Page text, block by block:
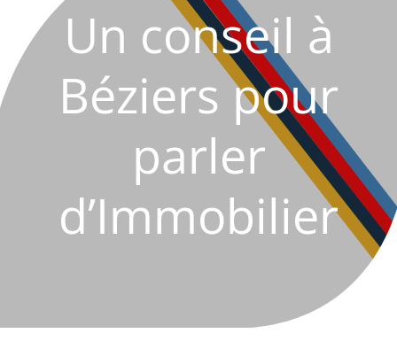
Un conseil à
Béziers pour
parler
d’Immobilier